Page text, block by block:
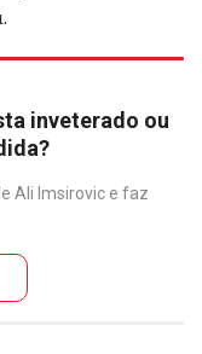
inveterado ou
Ali Imsirovic e faz